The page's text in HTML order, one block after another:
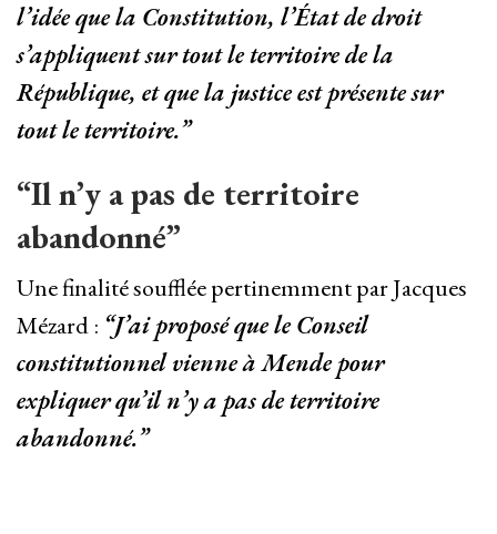
l’idée que la Constitution, l’État de droit
s’appliquent sur tout le territoire de la
République, et que la justice est présente sur
tout le territoire.”
“Il n’y a pas de territoire
abandonné”
Une finalité soufflée pertinemment par Jacques
Mézard : “J’ai proposé que le Conseil
constitutionnel vienne à Mende pour
expliquer qu’il n’y a pas de territoire
abandonné.”